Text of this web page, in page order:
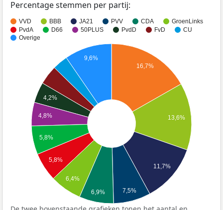
Percentage stemmen per partij:
VVD BBB JA21 PVV CDA
GroenLinks
PvdA
D66 50PLUS PvdD FvD
CU
Overige
16,7%
13,6%
11,7%
7,5%
9,6%
4,2%
4,8%
5,8%
5,8%
6,4%
6,9%